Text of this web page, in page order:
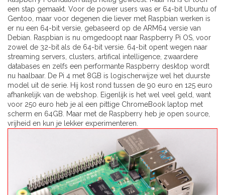
een stap gemaakt. Voor de power users was er 64-bit Ubuntu of
Gentoo, maar voor degenen die liever met Raspbian werken is
er nu een 64-bit versie, gebaseerd op de ARM64 versie van
Debian. Raspbian is nu omgedoopt naar Raspberry Pi OS, voor
zowel de 32-bit als de 64-bit versie. 64-bit opent wegen naar
streaming servers, clusters, artifical intelligence, zwaardere
databases en zelfs een performante Raspberry desktop wordt
nu haalbaar. De Pi 4 met 8GB is logischerwijze wel het duurste
model uit de serie. Hij kost rond tussen de 90 euro en 125 euro
afhankelijk van de webshop. Eigenlijk is het wel veel geld, want
voor 250 euro heb je al een pittige ChromeBook laptop met
scherm en 64GB. Maar met de Raspberry heb je open source,
vrijheid en kun je lekker experimenteren.